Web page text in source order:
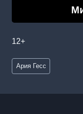
12+
Метки
записи:
Ария Гесс